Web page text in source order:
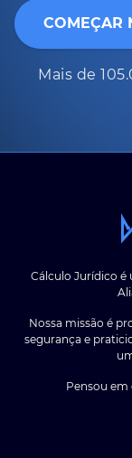
COMEÇAR
Mais de
Cálculo Jurídico é
Nossa missão é
segurança e
Pensou em